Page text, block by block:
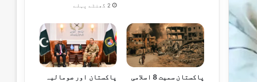
2 گھنٹے پہلے
پاکستان سمیت 8 اسلامی
پاکستان اور صومالیہ